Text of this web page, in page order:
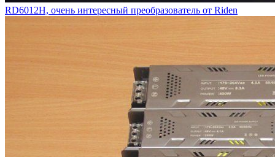
RD6012H, очень интересный преобразователь от Riden